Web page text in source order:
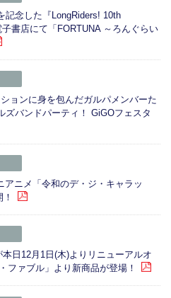
記念した『LongRiders! 10th
書店にて「FORTUNA ～ろんぐらい
ョンに身を包んだガルパメンバーた
ズバンドパーティ！ GiGOフェスタ
アニメ「令和のデ・ジ・キャラッ
日12月1日(木)よりリニューアルオ
ファブル」より新商品が登場！